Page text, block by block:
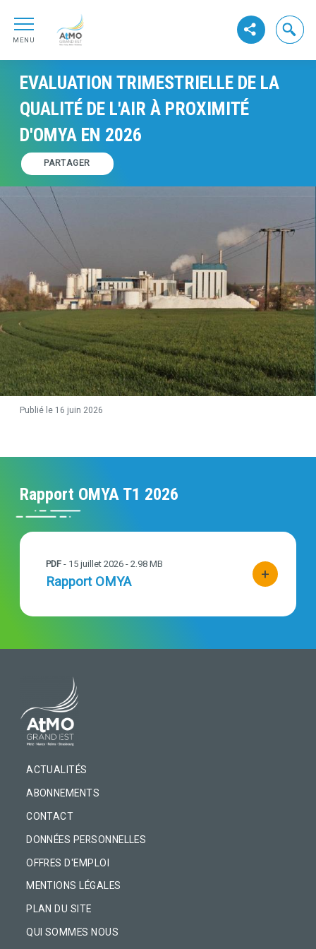
Aller au premier menu de navigation
Aller à la recherche
MENU
ATMO GrandEst
Voir les réseaux
Ouvrir
EVALUATION TRIMESTRIELLE DE LA
QUALITÉ DE L'AIR À PROXIMITÉ
D'OMYA EN 2026
PARTAGER
Vignette
Publié le 16 juin 2026
Rapport OMYA T1 2026
901153_Rapport_OMYA_T1_2026_VF04052026.pdf
PDF- 15 juillet 2026 - 2.98 MB
Titre
Rapport OMYA +
bouton
PIED DE PAGE
ACTUALITÉS
ABONNEMENTS
CONTACT
DONNÉES PERSONNELLES
OFFRES D'EMPLOI
MENTIONS LÉGALES
PLAN DU SITE
QUI SOMMES NOUS